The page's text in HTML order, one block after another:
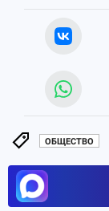
ОБЩЕСТВО